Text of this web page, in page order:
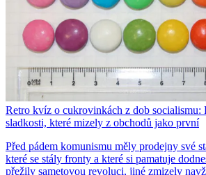
Retro kvíz o cukrovinkách z dob socialismu:
sladkosti, které mizely z obchodů jako první
Před pádem komunismu měly prodejny své
které se stály fronty a které si pamatuje
přežily sametovou revoluci, jiné zmizely